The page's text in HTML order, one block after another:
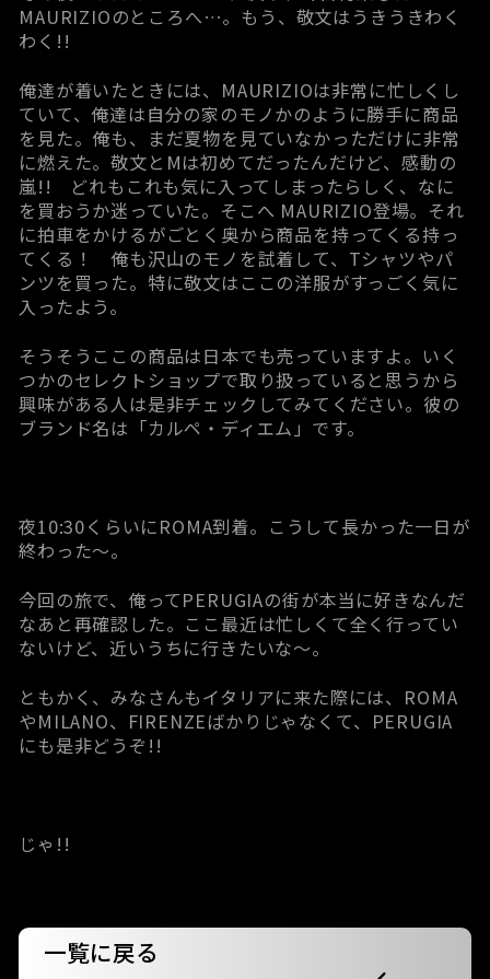
MAURIZIOのところへ…。もう、敬文はうきうきわく
わく!!
俺達が着いたときには、MAURIZIOは非常に忙しくし
ていて、俺達は自分の家のモノかのように勝手に商品
を見た。俺も、まだ夏物を見ていなかっただけに非常
に燃えた。敬文とMは初めてだったんだけど、感動の
嵐!! どれもこれも気に入ってしまったらしく、なに
を買おうか迷っていた。そこへ MAURIZIO登場。それ
に拍車をかけるがごとく奥から商品を持ってくる持っ
てくる！ 俺も沢山のモノを試着して、Tシャツやパ
ンツを買った。特に敬文はここの洋服がすっごく気に
入ったよう。
そうそうここの商品は日本でも売っていますよ。いく
つかのセレクトショップで取り扱っていると思うから
興味がある人は是非チェックしてみてください。彼の
ブランド名は「カルペ・ディエム」です。
夜10:30くらいにROMA到着。こうして長かった一日が
終わった～。
今回の旅で、俺ってPERUGIAの街が本当に好きなんだ
なあと再確認した。ここ最近は忙しくて全く行ってい
ないけど、近いうちに行きたいな～。
ともかく、みなさんもイタリアに来た際には、ROMA
やMILANO、FIRENZEばかりじゃなくて、PERUGIA
にも是非どうぞ!!
じゃ!!
一覧に戻る